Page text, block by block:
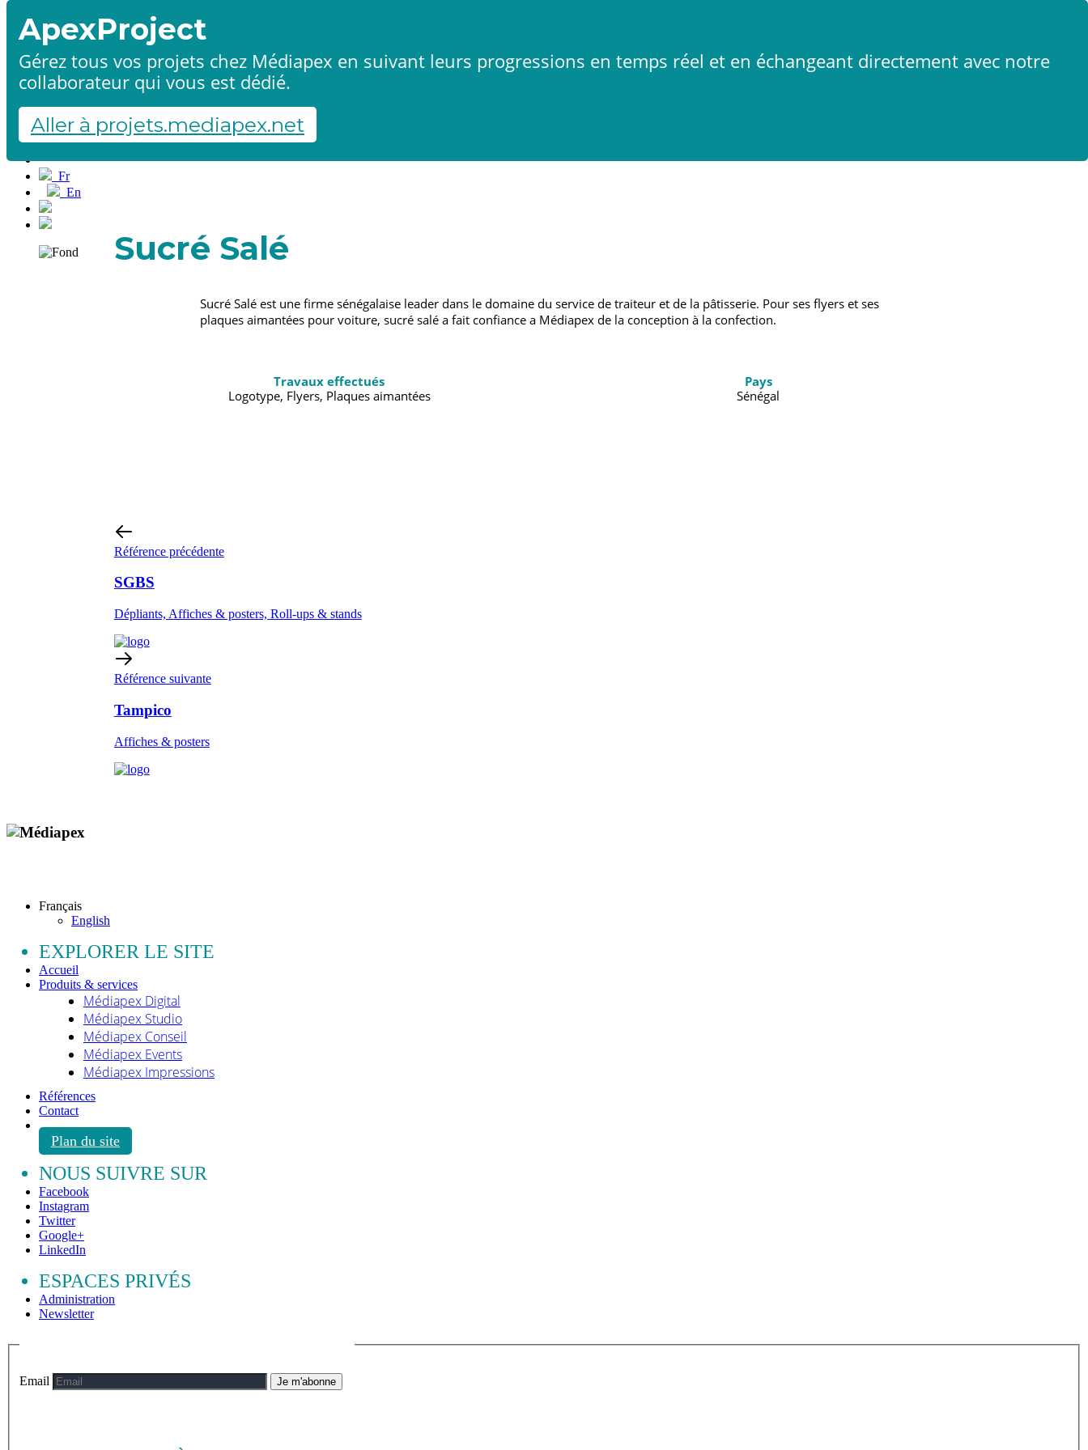
Accueil
Références
Contact
Démarrer un projet
Fr
En
Sucré Salé
Sucré Salé est une firme sénégalaise leader dans le domaine du service de traiteur et de la pâtisserie. Pour ses flyers et ses
plaques aimantées pour voiture, sucré salé a fait confiance a Médiapex de la conception à la confection.
Travaux effectués
Logotype, Flyers, Plaques aimantées
Pays
Sénégal
Référence précédente
SGBS
Dépliants, Affiches & posters, Roll-ups & stands
Référence suivante
Tampico
Affiches & posters
Français
English
EXPLORER LE SITE
Accueil
Produits & services
Médiapex Digital
Médiapex Studio
Médiapex Conseil
Médiapex Events
Médiapex Impressions
Références
Contact
Plan du site
NOUS SUIVRE SUR
Facebook
Instagram
Twitter
Google+
LinkedIn
ESPACES PRIVÉS
Administration
Newsletter
ApexProject
Gérez tous vos projets chez Médiapex en suivant leurs progressions en temps réel et en échangeant directement avec notre
collaborateur qui vous est dédié.
Aller à projets.mediapex.net
Email Je m'abonne